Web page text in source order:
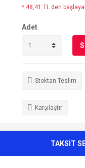
* 48,41 TL den
Adet
Stoktan Teslim
Karşılaştır
TAKSİT